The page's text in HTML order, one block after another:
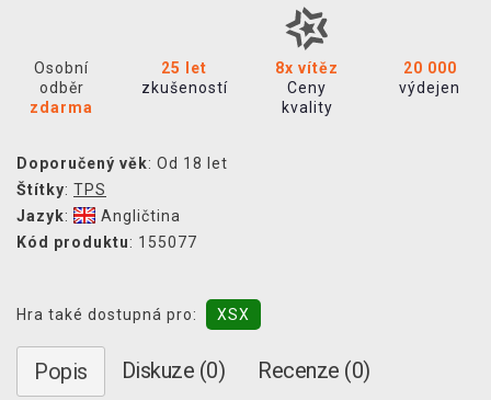
Osobní
odběr
zdarma
25 let
zkušeností
8x vítěz
Ceny
kvality
20 000
výdejen
Doporučený věk: Od 18 let
Štítky: TPS
Jazyk:
Angličtina
Kód produktu: 155077
Hra také dostupná pro: XSX
Popis Diskuze (0) Recenze (0)